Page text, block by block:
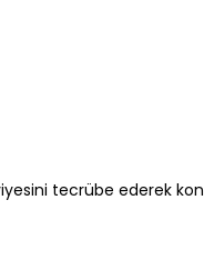
tecrübe ederek